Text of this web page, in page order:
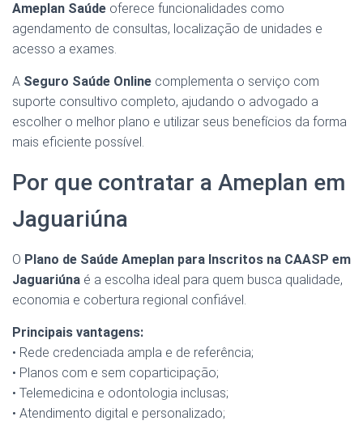
Ameplan Saúde oferece funcionalidades como
agendamento de consultas, localização de unidades e
acesso a exames.
A Seguro Saúde Online complementa o serviço com
suporte consultivo completo, ajudando o advogado a
escolher o melhor plano e utilizar seus benefícios da forma
mais eficiente possível.
Por que contratar a Ameplan em
Jaguariúna
O Plano de Saúde Ameplan para Inscritos na CAASP em
Jaguariúna é a escolha ideal para quem busca qualidade,
economia e cobertura regional confiável.
Principais vantagens:
• Rede credenciada ampla e de referência;
• Planos com e sem coparticipação;
• Telemedicina e odontologia inclusas;
• Atendimento digital e personalizado;